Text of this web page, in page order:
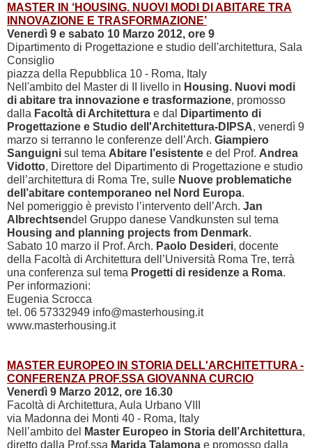
MASTER IN ‘HOUSING. NUOVI MODI DI ABITARE TRA
INNOVAZIONE E TRASFORMAZIONE’
Venerdì 9 e sabato 10 Marzo 2012, ore 9
Dipartimento di Progettazione e studio dell'architettura, Sala
Consiglio
piazza della Repubblica 10 - Roma, Italy
Nell'ambito del Master di II livello in Housing. Nuovi modi
di abitare tra innovazione e trasformazione, promosso
dalla Facoltà di Architettura e dal
Dipartimento di
Progettazione e Studio dell'Architettura-DIPSA, venerdì 9
marzo si terranno le conferenze dell’Arch. Giampiero
Sanguigni sul tema Abitare l’esistente e del Prof. Andrea
Vidotto, Direttore del Dipartimento di Progettazione e studio
dell’architettura di Roma Tre, sulle Nuove problematiche
dell’abitare contemporaneo nel Nord Europa.
Nel pomeriggio è previsto l’intervento dell’Arch. Jan
Albrechtsendel Gruppo danese Vandkunsten sul tema
Housing and planning projects from Denmark.
Sabato 10 marzo il Prof. Arch. Paolo Desideri, docente
della Facoltà di Architettura dell’Università Roma Tre, terrà
una conferenza sul tema Progetti di residenze a Roma.
Per informazioni:
Eugenia Scrocca
tel. 06 57332949 info@masterhousing.it
www.masterhousing.it
MASTER EUROPEO IN STORIA DELL'ARCHITETTURA -
CONFERENZA PROF.SSA GIOVANNA CURCIO
Venerdì 9 Marzo 2012, ore 16.30
Facoltà di Architettura, Aula Urbano VIII
via Madonna dei Monti 40 - Roma, Italy
Nell’ambito del
Master Europeo in Storia dell’Architettura,
diretto dalla Prof.ssa Marida Talamona e promosso dalla